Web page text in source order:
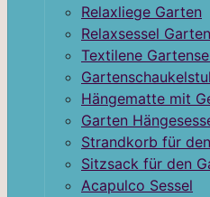
Relaxliege Garten
Relaxsessel Garten
Textilene
Hängematte mit
Garten
Strandkorb für
Sitzsack für den
Acapulco Sessel